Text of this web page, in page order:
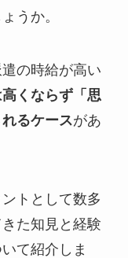
うか。
の時給が高い
くならず「思
るケースがあ
トとして数多
た知見と経験
て紹介しま